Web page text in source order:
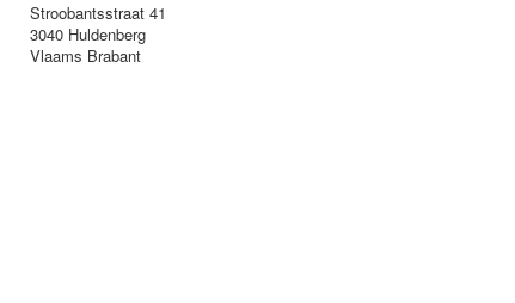
Stroobantsstraat 41
3040 Huldenberg
Vlaams Brabant